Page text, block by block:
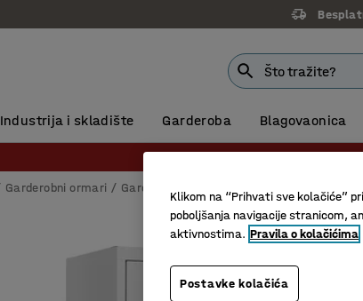
Industrija i skladište Garderoba Blagovaonica
Besplatna
Garderobni ormari Garderobni ormari Garderobni ormari s
Klikom na “Prihvati sve kolačiće”
poboljšanja navigacije stranicom,
aktivnostima. Pravila o kolačićima
Postavke kolačića